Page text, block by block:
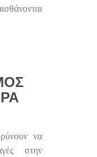
να
στην